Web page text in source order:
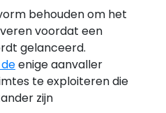
behouden om het
voordat een
gelanceerd.
enige aanvaller
te exploiteren die
zijn